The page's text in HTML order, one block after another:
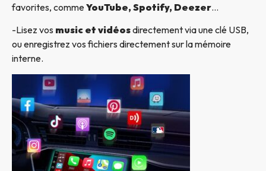
favorites, commeYouTube, Spotify, Deezer…
-Lisez vos music et vidéosdirectement via une clé USB,
ou enregistrez vos fichiers directement sur la mémoire
interne.